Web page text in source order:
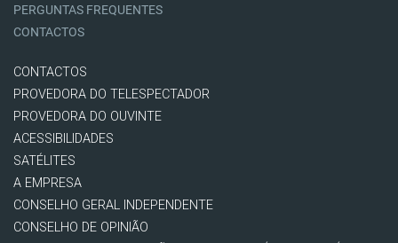
PERGUNTAS FREQUENTES
CONTACTOS
CONTACTOS
PROVEDORA DO TELESPECTADOR
PROVEDORA DO OUVINTE
ACESSIBILIDADES
SATÉLITES
A EMPRESA
CONSELHO GERAL INDEPENDENTE
CONSELHO DE OPINIÃO